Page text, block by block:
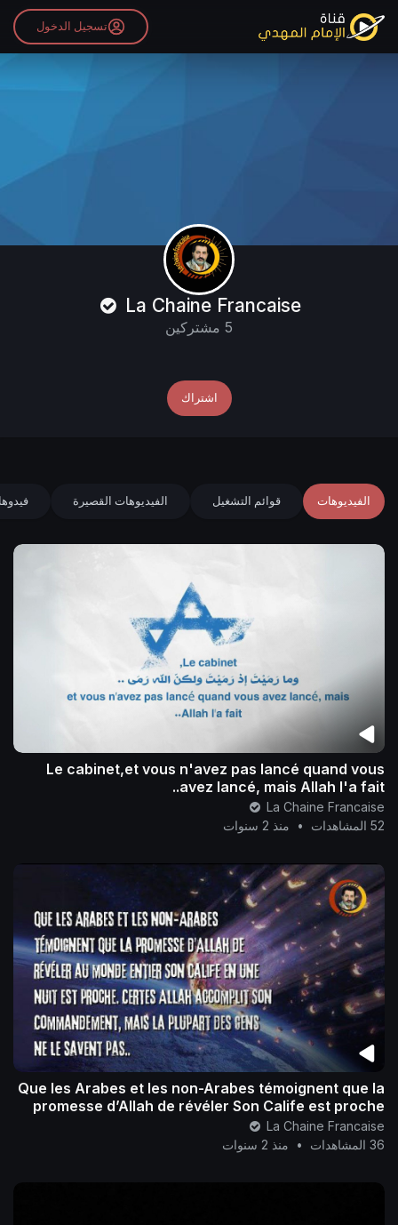
تسجيل الدخول
La Chaine Francaise
5 مشتركين
اشتراك
الفيديوهات قوائم التشغيل الفيديوهات القصيرة
Le cabinet,et vous n'avez pas lancé quand vous
avez lancé, mais Allah l'a fait..
La Chaine Francaise
52 المشاهدات
• منذ 2 سنوات
Que les Arabes et les non-Arabes témoignent que la
promesse d’Allah de révéler Son Calife est proche
La Chaine Francaise
36 المشاهدات
• منذ 2 سنوات